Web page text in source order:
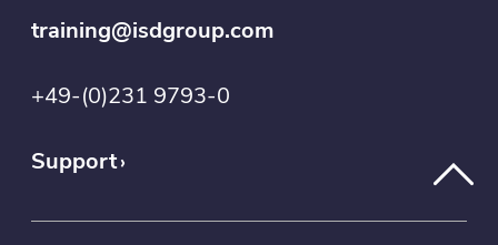
training@isdgroup.com
+49-(0)231 9793-0
Support